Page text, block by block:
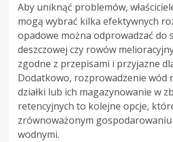
Aby uniknąć problemów,
mogą wybrać kilka efektywnych
opadowe można odprowadzać do
deszczowej czy rowów
zgodne z przepisami i przyjazne
Dodatkowo, rozprowadzenie wód
działki lub ich magazynowanie w
retencyjnych to kolejne opcje,
zrównoważonym
wodnymi.